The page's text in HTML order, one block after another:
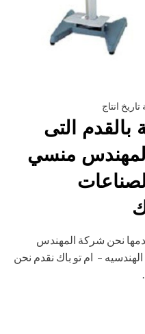
انتاج
بالقدم التى
منسي
نحن شركة المهندس
– ام تو باك نقدم نحن